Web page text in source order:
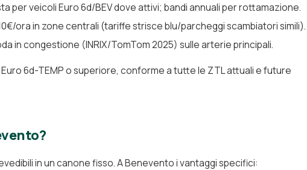
per veicoli Euro 6d/BEV dove attivi; bandi annuali per rottamazione.
ora in zone centrali (tariffe strisce blu/parcheggi scambiatori simili).
in congestione (INRIX/TomTom 2025) sulle arterie principali.
6d-TEMP o superiore, conforme a tutte le ZTL attuali e future
in un canone fisso. A Benevento i vantaggi specifici: